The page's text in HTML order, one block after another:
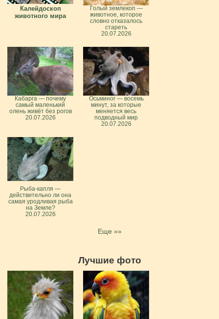
Калейдоскоп
животного мира
Голый землекоп —
животное, которое
словно отказалось
стареть
20.07.2026
Кабарга — почему
самый маленький
олень живёт без рогов
20.07.2026
Осьминог — восемь
минут, за которые
меняется весь
подводный мир
20.07.2026
Рыба-капля —
действительно ли она
самая уродливая рыба
на Земле?
20.07.2026
Еще »»
Лучшие фото